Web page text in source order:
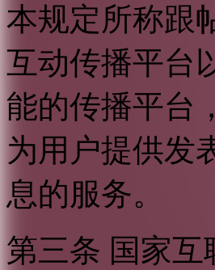
本规定所称跟
互动传播平台
能的传播平台
为用户提供发
息的服务。
第三条 国家